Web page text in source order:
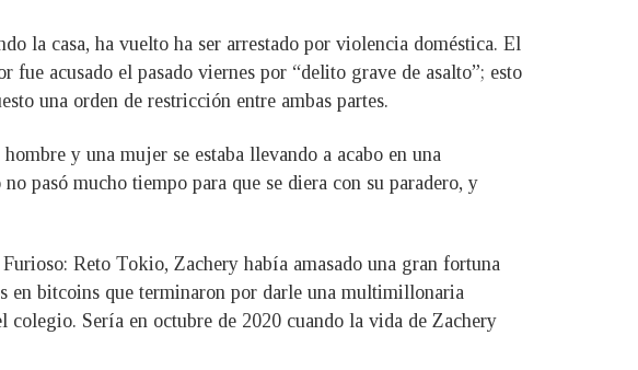
la casa, ha vuelto ha ser arrestado por violencia doméstica. El
acusado el pasado viernes por “delito grave de asalto”; esto
una orden de restricción entre ambas partes.
y una mujer se estaba llevando a acabo en una
pasó mucho tiempo para que se diera con su paradero, y
Reto Tokio, Zachery había amasado una gran fortuna
en bitcoins que terminaron por darle una multimillonaria
Sería en octubre de 2020 cuando la vida de Zachery